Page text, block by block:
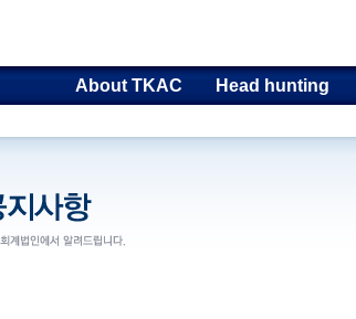
About TKAC Head hunting